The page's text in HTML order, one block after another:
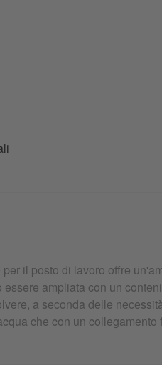
il posto di lavoro offre
ampliata con un
a seconda delle
che con un collegamento